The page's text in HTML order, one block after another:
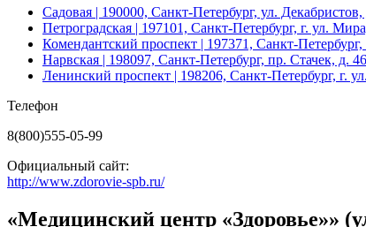
Садовая | 190000, Санкт-Петербург, ул. Декабристов,
Петроградская | 197101, Санкт-Петербург, г. ул.
Комендантский проспект | 197371, Санкт-
Нарвская | 198097, Санкт-Петербург, пр. Стачек, д. 46
Ленинский проспект | 198206, Санкт-Петербург, г.
Телефон
8(800)555-05-99
Официальный сайт:
http://www.zdorovie-spb.ru/
«Медицинский центр «Здоровье»»